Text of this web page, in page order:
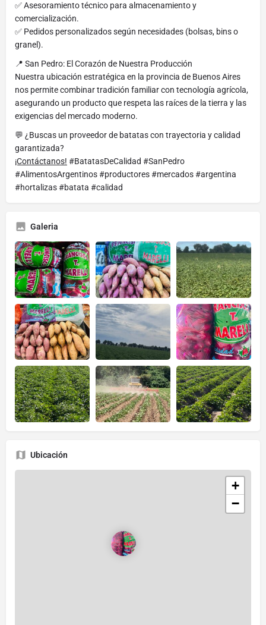
✅ Asesoramiento técnico para almacenamiento y
comercialización.
✅ Pedidos personalizados según necesidades (bolsas, bins o
granel).
📍 San Pedro: El Corazón de Nuestra Producción
Nuestra ubicación estratégica en la provincia de Buenos Aires
nos permite combinar tradición familiar con tecnología agrícola,
asegurando un producto que respeta las raíces de la tierra y las
exigencias del mercado moderno.
💬 ¿Buscas un proveedor de batatas con trayectoria y calidad
garantizada?
¡Contáctanos! #BatatasDeCalidad #SanPedro
#AlimentosArgentinos #productores #mercados #argentina
#hortalizas #batata #calidad
Galeria
Ubicación
+
−